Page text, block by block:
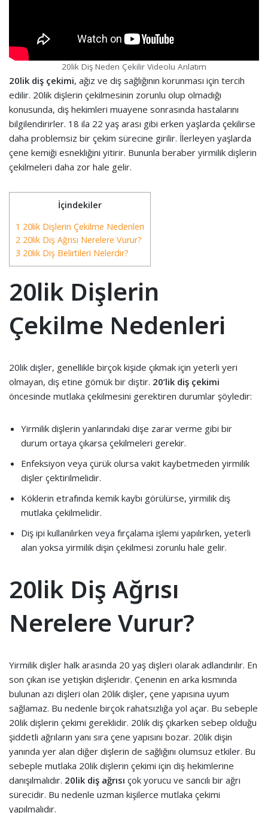
20lik Diş Neden Çekilir Videolu Anlatım
20lik diş çekimi, ağız ve diş sağlığının korunması için tercih
edilir. 20lik dişlerin çekilmesinin zorunlu olup olmadığı
konusunda, diş hekimleri muayene sonrasında hastalarını
bilgilendirirler. 18 ila 22 yaş arası gibi erken yaşlarda çekilirse
daha problemsiz bir çekim sürecine girilir. İlerleyen yaşlarda
çene kemiği esnekliğini yitirir. Bununla beraber yirmilik dişlerin
çekilmeleri daha zor hale gelir.
İçindekiler
1 20lik Dişlerin Çekilme Nedenleri
2 20lik Diş Ağrısı Nerelere Vurur?
3 20lik Diş Belirtileri Nelerdir?
20lik Dişlerin
Çekilme Nedenleri
20lik dişler, genellikle birçok kişide çıkmak için yeterli yeri
olmayan, diş etine gömük bir diştir. 20’lik diş çekimi
öncesinde mutlaka çekilmesini gerektiren durumlar şöyledir:
Yirmilik dişlerin yanlarındaki dişe zarar verme gibi bir
durum ortaya çıkarsa çekilmeleri gerekir.
Enfeksiyon veya çürük olursa vakit kaybetmeden yirmilik
dişler çektirilmelidir.
Köklerin etrafında kemik kaybı görülürse, yirmilik diş
mutlaka çekilmelidir.
Diş ipi kullanılırken veya fırçalama işlemi yapılırken, yeterli
alan yoksa yirmilik dişin çekilmesi zorunlu hale gelir.
20lik Diş Ağrısı
Nerelere Vurur?
Yirmilik dişler halk arasında 20 yaş dişleri olarak adlandırılır. En
son çıkan ise yetişkin dişleridir. Çenenin en arka kısmında
bulunan azı dişleri olan 20lik dişler, çene yapısına uyum
sağlamaz. Bu nedenle birçok rahatsızlığa yol açar. Bu sebeple
20lik dişlerin çekimi gereklidir. 20lik diş çıkarken sebep olduğu
şiddetli ağrıların yanı sıra çene yapısını bozar. 20lik dişin
yanında yer alan diğer dişlerin de sağlığını olumsuz etkiler. Bu
sebeple mutlaka 20lik dişlerin çekimi için diş hekimlerine
danışılmalıdır. 20lik diş ağrısı çok yorucu ve sancılı bir ağrı
sürecidir. Bu nedenle uzman kişilerce mutlaka çekimi
yapılmalıdır.